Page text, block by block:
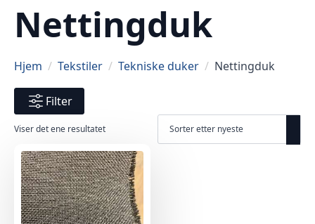
Nettingduk
Hjem Tekstiler Tekniske duker Nettingduk
Filter
Viser det ene resultatet